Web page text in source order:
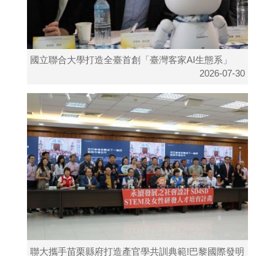
國立聯合大學打造全臺首創「臺灣客家AI生態系」
2026-07-30
聯大攜手苗栗縣府打造產官學共訓典範!巴黎國際發明